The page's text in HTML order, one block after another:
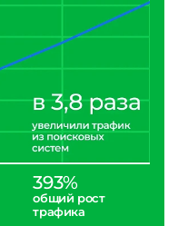
393%
общий рост
трафика